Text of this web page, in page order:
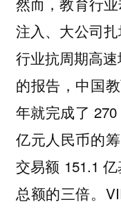
注入、大公司扎
行业抗周期高
的报告，中国
年就完成了
亿元人民币的
交易额 151.1
总额的三倍。